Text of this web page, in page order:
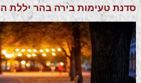
סדנת טעימות בירה בהר יללת